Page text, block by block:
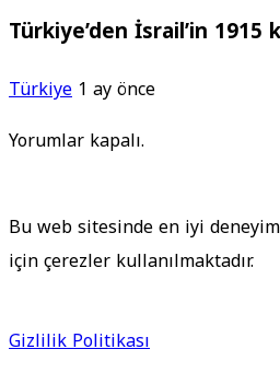
Türkiye’den İsrail’in
Türkiye 1 ay önce
Yorumlar kapalı.
Bu web sitesinde en iyi
için çerezler kullanılmaktadır.
Gizlilik Politikası